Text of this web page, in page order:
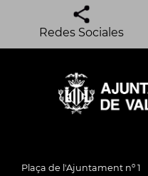
Redes Sociales
Plaça de l'Ajuntament nº 1